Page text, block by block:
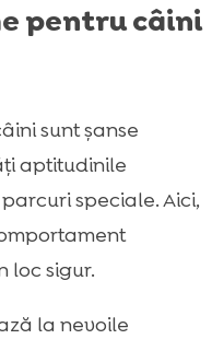
pentru câini
sunt șanse
aptitudinile
speciale. Aici,
loc sigur.
la nevoile